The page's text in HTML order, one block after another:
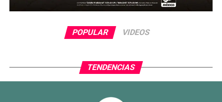
administrar la ventaja y buscar espacios al contragolpe.
El cierre del partido incluyó la expulsión de Piero
Hincapié en tiempo agregado, tras una revisión del VAR,
Con este resultado, México no solo avanza de ronda, sino
que también deja atrás una larga racha negativa en
POPULAR VIDEOS
TENDENCIAS